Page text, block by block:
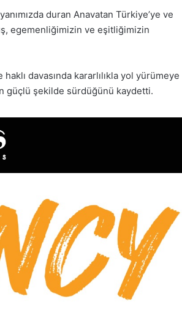
duran Anavatan Türkiye’ye ve
egemenliğimizin ve eşitliğimizin
davasında kararlılıkla yol yürümeye
güçlü şekilde sürdüğünü kaydetti.